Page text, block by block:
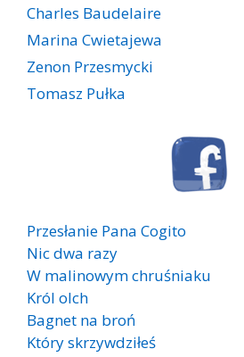
Charles Baudelaire
Marina Cwietajewa
Zenon Przesmycki
Tomasz Pułka
Przesłanie Pana Cogito
Nic dwa razy
W malinowym chruśniaku
Król olch
Bagnet na broń
Który skrzywdziłeś